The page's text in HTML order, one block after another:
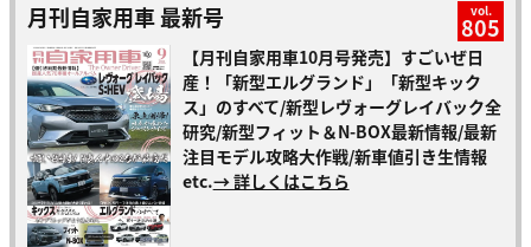
月刊自家用車 最新号 vol.
805
【月刊自家用車10月号発売】すごいぜ日
産！「新型エルグランド」「新型キック
ス」のすべて/新型レヴォーグレイバック全
研究/新型フィット＆N-BOX最新情報/最新
注目モデル攻略大作戦/新車値引き生情報
etc.→ 詳しくはこちら